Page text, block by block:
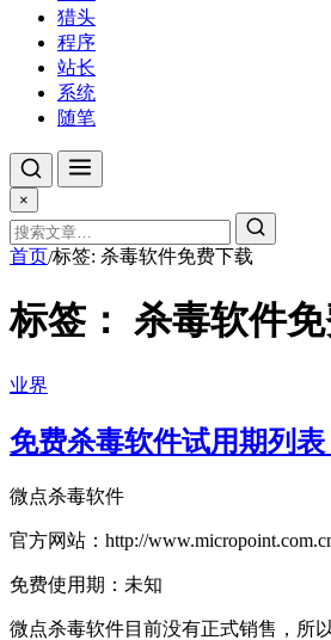
猎头
程序
站长
系统
随笔
×
首页/标签: 杀毒软件免费下载
标签： 杀毒软件
业界
免费杀毒软件试用期列
微点杀毒软件
官方网站：http://
免费使用期：未知
微点杀毒软件目前没有正式销售，所